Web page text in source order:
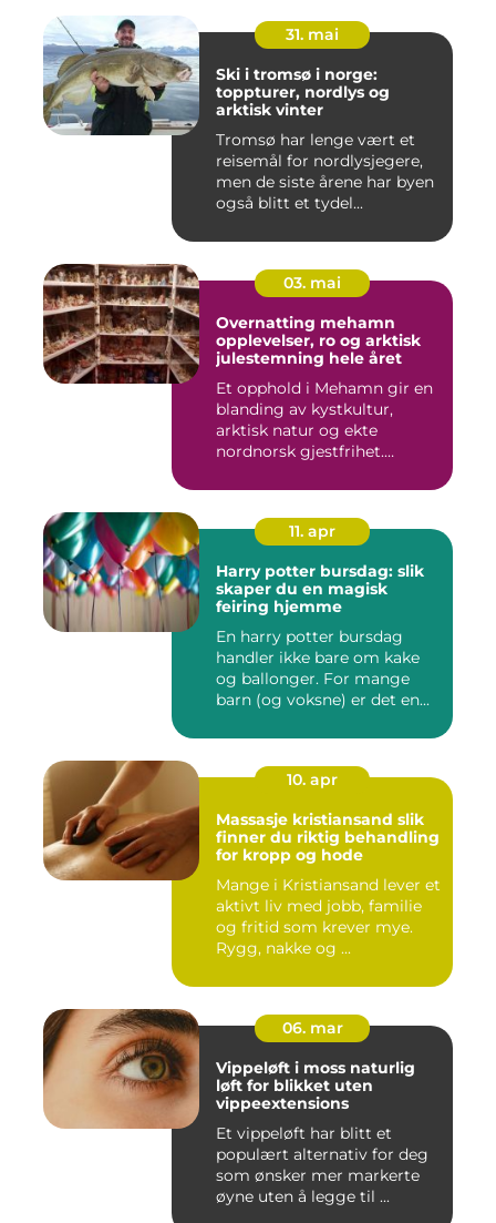
31. mai
Ski i tromsø i norge:
toppturer, nordlys og
arktisk vinter
Tromsø har lenge vært et
reisemål for nordlysjegere,
men de siste årene har byen
også blitt et tydel...
03. mai
Overnatting mehamn
opplevelser, ro og arktisk
julestemning hele året
Et opphold i Mehamn gir en
blanding av kystkultur,
arktisk natur og ekte
nordnorsk gjestfrihet.
11. apr
Harry potter bursdag: slik
skaper du en magisk
feiring hjemme
En harry potter bursdag
handler ikke bare om kake
og ballonger. For mange
barn (og voksne) er det en...
10. apr
Massasje kristiansand slik
finner du riktig behandling
for kropp og hode
Mange i Kristiansand lever et
aktivt liv med jobb, familie
og fritid som krever mye.
Rygg, nakke og ...
06. mar
Vippeløft i moss naturlig
løft for blikket uten
vippeextensions
Et vippeløft har blitt et
populært alternativ for deg
som ønsker mer markerte
øyne uten å legge til ...